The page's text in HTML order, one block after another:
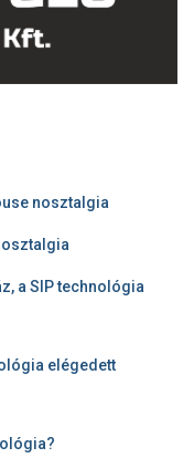
nosztalgia
a SIP technológia
elégedett